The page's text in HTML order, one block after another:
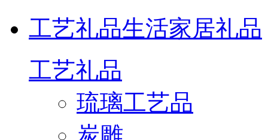
工艺礼品生活家居礼品
工艺礼品
琉璃工艺品